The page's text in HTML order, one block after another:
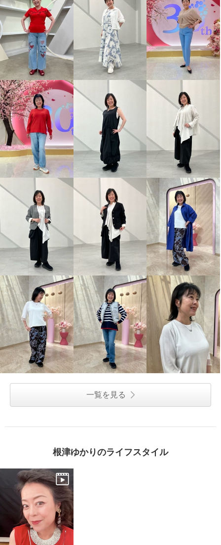
一覧を見る
根津ゆかりのライフスタイル